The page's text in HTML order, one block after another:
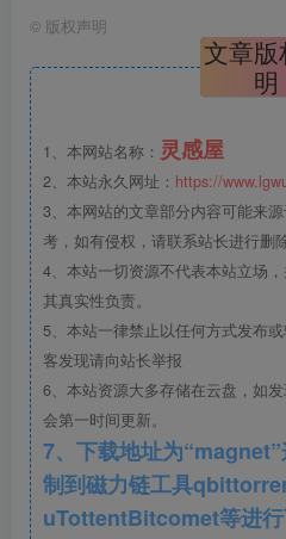
钢构件剖面图一.jpg
© 版权声明
文章版
明
1、本网站名称： 灵感屋
2、本站永久网址： https://
3、本网站的文章部分内容可能来
考，如有侵权，请联系站长进行删
4、本站一切资源不代表本站立场
其真实性负责。
5、本站一律禁止以任何方式发布
客发现请向站长举报
6、本站资源大多存储在云盘，如
会第一时间更新。
7、下载地址为
制到磁力链工具
uTottentBitcomet等进行